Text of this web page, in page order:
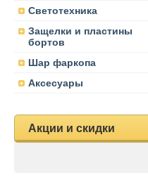
Светотехника
Защелки и пластины
бортов
Шар фаркопа
Аксесуары
Акции и скидки